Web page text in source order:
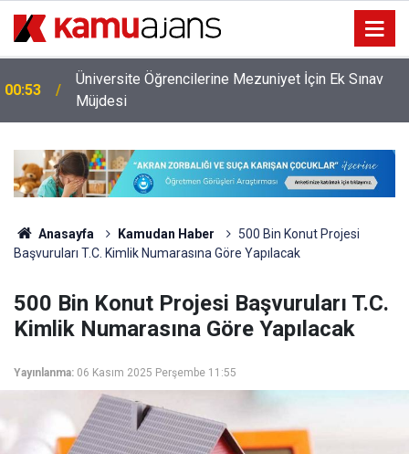
00:53
Üniversite Öğrencilerine Mezuniyet İçin Ek Sınav
Müjdesi
Anasayfa Kamudan Haber
500 Bin Konut Projesi
Başvuruları T.C. Kimlik Numarasına Göre Yapılacak
500 Bin Konut Projesi Başvuruları T.C.
Kimlik Numarasına Göre Yapılacak
Yayınlanma: 06 Kasım 2025 Perşembe 11:55